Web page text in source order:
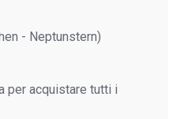
- Neptunstern)
per acquistare tutti i